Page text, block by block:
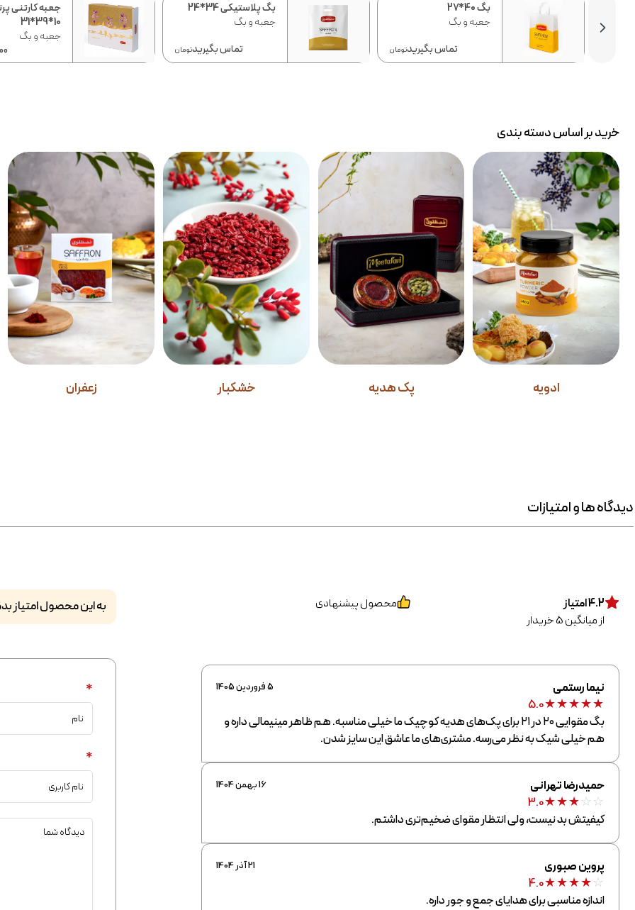
بگ 40*27
جعبه و بگ
تماس بگیریدتومان
بگ پلاستیکی 34*24
جعبه و بگ
تماس بگیریدتومان
جعبه کارتنی
10*39*31
جعبه و بگ
خرید بر اساس دسته بندی
ادویه پک هدیه خشکبار زعفران
دیدگاه ها و امتیازات
4.2امتیاز
از میانگین5خریدار
محصول پیشنهادی
نیما رستمی 5 فروردین 1405
★★★★★
5.0
بگ مقوایی ۲۰ در ۲۱ برای پک‌های هدیه کوچیک ما خیلی مناسبه. هم ظاهر مینیمالی داره و
هم خیلی شیک به نظر می‌رسه. مشتری‌های ما عاشق این سایز شدن.
حمیدرضا تهرانی 16 بهمن 1404
★★★☆☆
3.0
کیفیتش بد نیست، ولی انتظار مقوای ضخیم‌تری داشتم.
پروین صبوری 21 آذر 1404
★★★★☆
4.0
اندازه مناسبی برای هدایای جمع و جور داره.
به این محصول امتیاز
*
*